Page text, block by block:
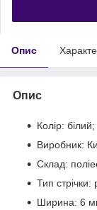
Опис
Опис
Колір: білий;
Виробник:
Склад:
Тип стрічки:
Ширина: 6